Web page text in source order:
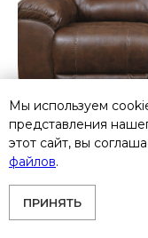
Мы используем
представления
этот сайт, вы
файлов.
ПРИНЯТЬ